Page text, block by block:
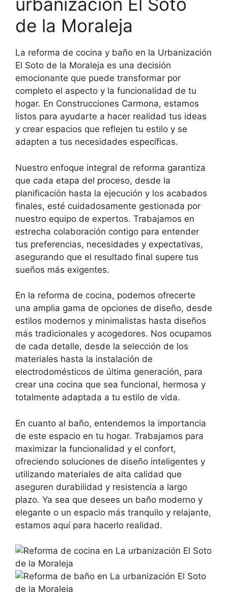
de la Moraleja
La reforma de cocina y baño en la Urbanización
El Soto de la Moraleja es una decisión
emocionante que puede transformar por
completo el aspecto y la funcionalidad de tu
hogar. En Construcciones Carmona, estamos
listos para ayudarte a hacer realidad tus ideas
y crear espacios que reflejen tu estilo y se
adapten a tus necesidades específicas.
Nuestro enfoque integral de reforma garantiza
que cada etapa del proceso, desde la
planificación hasta la ejecución y los acabados
finales, esté cuidadosamente gestionada por
nuestro equipo de expertos. Trabajamos en
estrecha colaboración contigo para entender
tus preferencias, necesidades y expectativas,
asegurando que el resultado final supere tus
sueños más exigentes.
En la reforma de cocina, podemos ofrecerte
una amplia gama de opciones de diseño, desde
estilos modernos y minimalistas hasta diseños
más tradicionales y acogedores. Nos ocupamos
de cada detalle, desde la selección de los
materiales hasta la instalación de
electrodomésticos de última generación, para
crear una cocina que sea funcional, hermosa y
totalmente adaptada a tu estilo de vida.
En cuanto al baño, entendemos la importancia
de este espacio en tu hogar. Trabajamos para
maximizar la funcionalidad y el confort,
ofreciendo soluciones de diseño inteligentes y
utilizando materiales de alta calidad que
aseguren durabilidad y resistencia a largo
plazo. Ya sea que desees un baño moderno y
elegante o un espacio más tranquilo y relajante,
estamos aquí para hacerlo realidad.